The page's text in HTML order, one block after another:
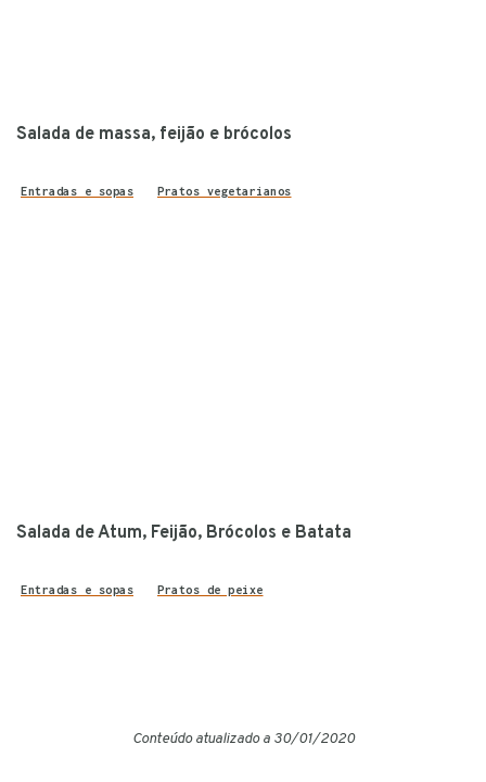
Salada de massa, feijão e brócolos
Entradas e sopas Pratos vegetarianos
Salada de Atum, Feijão, Brócolos e Batata
Entradas e sopas Pratos de peixe
Conteúdo atualizado a 30/01/2020